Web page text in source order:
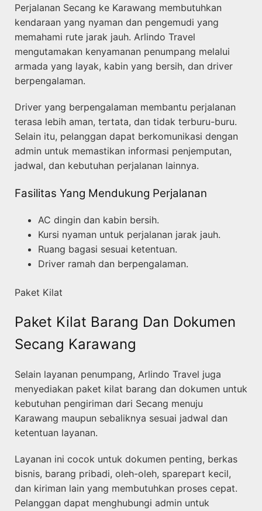
Perjalanan Secang ke Karawang membutuhkan
kendaraan yang nyaman dan pengemudi yang
memahami rute jarak jauh. Arlindo Travel
mengutamakan kenyamanan penumpang melalui
armada yang layak, kabin yang bersih, dan driver
berpengalaman.
Driver yang berpengalaman membantu perjalanan
terasa lebih aman, tertata, dan tidak terburu-buru.
Selain itu, pelanggan dapat berkomunikasi dengan
admin untuk memastikan informasi penjemputan,
jadwal, dan kebutuhan perjalanan lainnya.
Fasilitas Yang Mendukung Perjalanan
AC dingin dan kabin bersih.
Kursi nyaman untuk perjalanan jarak jauh.
Ruang bagasi sesuai ketentuan.
Driver ramah dan berpengalaman.
Paket Kilat
Paket Kilat Barang Dan Dokumen
Secang Karawang
Selain layanan penumpang, Arlindo Travel juga
menyediakan paket kilat barang dan dokumen untuk
kebutuhan pengiriman dari Secang menuju
Karawang maupun sebaliknya sesuai jadwal dan
ketentuan layanan.
Layanan ini cocok untuk dokumen penting, berkas
bisnis, barang pribadi, oleh-oleh, sparepart kecil,
dan kiriman lain yang membutuhkan proses cepat.
Pelanggan dapat menghubungi admin untuk